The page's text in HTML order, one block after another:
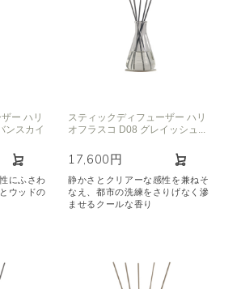
ー ハリ
ンスカイ
にふさわ
ウッドの
スティックディフューザー ハリ
オフラスコ D08 グレイッシュ...
17,600円
静かさとクリアーな感性を兼ねそ
なえ、都市の洗練をさりげなく滲
ませるクールな香り